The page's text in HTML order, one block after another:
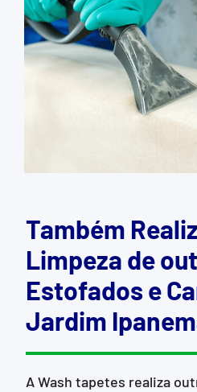
Também
Limpeza de
Estofados e
Jardim
A Wash tapetes realiza